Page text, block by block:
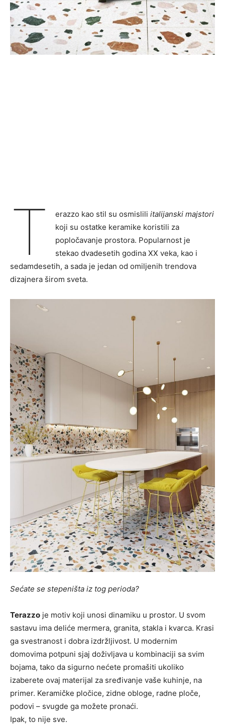
T erazzo kao stil su osmislili italijanski majstori
koji su ostatke keramike koristili za
popločavanje prostora. Popularnost je
stekao dvadesetih godina XX veka, kao i
sedamdesetih, a sada je jedan od omiljenih trendova
dizajnera širom sveta.
Sećate se stepeništa iz tog perioda?
Terazzo je motiv koji unosi dinamiku u prostor. U svom
sastavu ima deliće mermera, granita, stakla i kvarca. Krasi
ga svestranost i dobra izdržljivost. U modernim
domovima potpuni sjaj doživljava u kombinaciji sa svim
bojama, tako da sigurno nećete promašiti ukoliko
izaberete ovaj materijal za sređivanje vaše kuhinje, na
primer. Keramičke pločice, zidne obloge, radne ploče,
podovi – svugde ga možete pronaći.
Ipak, to nije sve.